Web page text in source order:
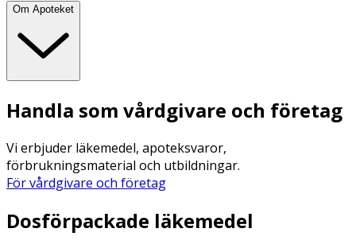
Om Apoteket
Handla som vårdgivare och företag
Vi erbjuder läkemedel, apoteksvaror,
förbrukningsmaterial och utbildningar.
För vårdgivare och företag
Dosförpackade läkemedel